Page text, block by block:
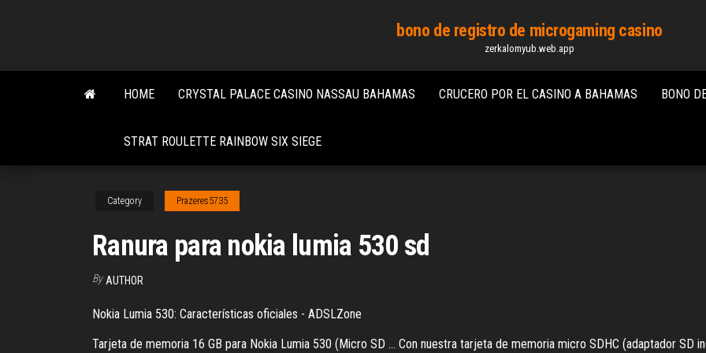
content
bono de registro de microgaming casino
zerkalomyub.web.app
HOME CRYSTAL PALACE CASINO NASSAU BAHAMAS CRUCERO POR EL CASINO A BAHAMAS BONO
STRAT ROULETTE RAINBOW SIX SIEGE
Category Prazeres5735
Ranura para nokia lumia 530 sd
By AUTHOR
Nokia Lumia 530: Características oficiales - ADSLZone
Tarjeta de memoria 16 GB para Nokia Lumia 530 (Micro SD ... Con nuestra tarjeta de memoria micro SDHC (adaptador SD